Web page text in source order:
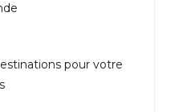
pour votre